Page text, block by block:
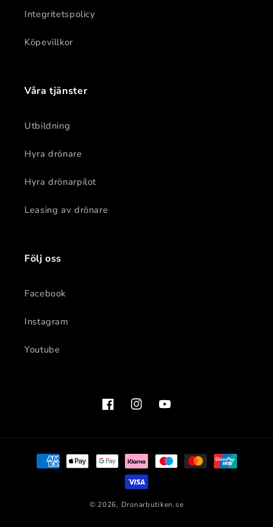
Integritetspolicy
Köpevillkor
Våra tjänster
Utbildning
Hyra drönare
Hyra drönarpilot
Leasing av drönare
Följ oss
Facebook
Instagram
Youtube
FacebookInstagramYouTube
Betalningsmetoder
© 2026, Dronarbutiken.se